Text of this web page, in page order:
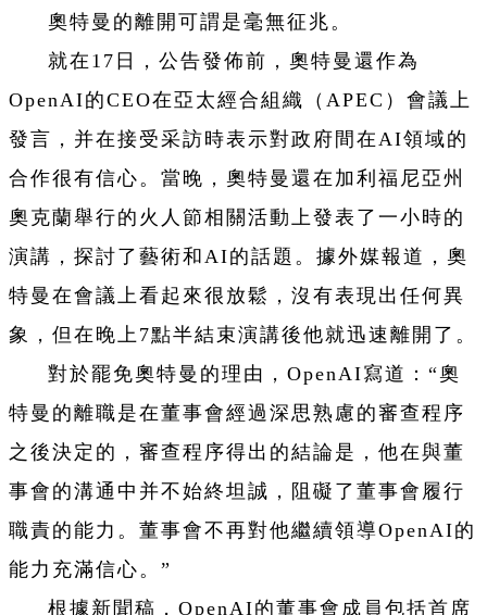
奧特曼的離開可謂是毫無征兆。
就在17日，公告發佈前，奧特曼還作為
OpenAI的CEO在亞太經合組織（APEC）會議上
發言，并在接受采訪時表示對政府間在AI領域的
合作很有信心。當晚，奧特曼還在加利福尼亞州
奧克蘭舉行的火人節相關活動上發表了一小時的
演講，探討了藝術和AI的話題。據外媒報道，奧
特曼在會議上看起來很放鬆，沒有表現出任何異
象，但在晚上7點半結束演講後他就迅速離開了。
對於罷免奧特曼的理由，OpenAI寫道：“奧
特曼的離職是在董事會經過深思熟慮的審查程序
之後決定的，審查程序得出的結論是，他在與董
事會的溝通中并不始終坦誠，阻礙了董事會履行
職責的能力。董事會不再對他繼續領導OpenAI的
能力充滿信心。”
根據新聞稿，OpenAI的董事會成員包括首席